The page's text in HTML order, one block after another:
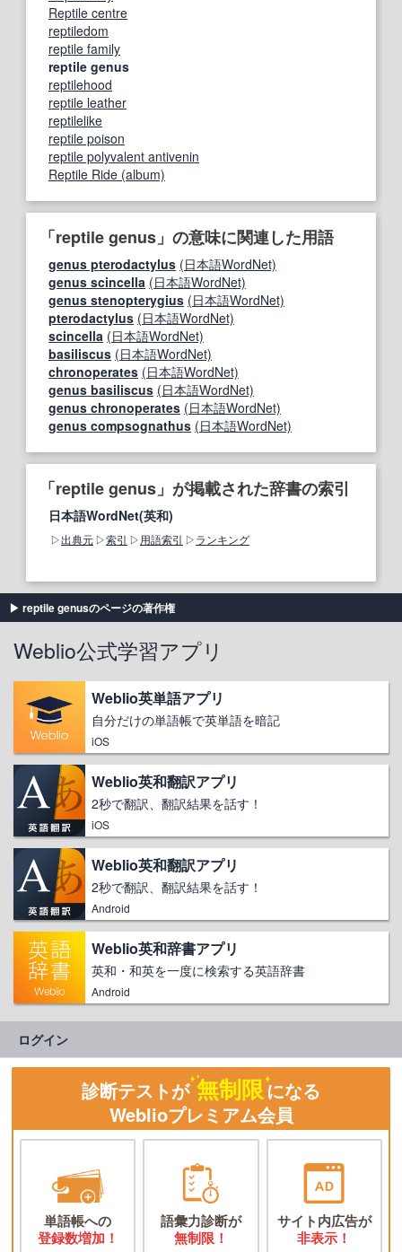
Reptile centre
reptiledom
reptile family
reptile genus
reptilehood
reptile leather
reptilelike
reptile poison
reptile polyvalent antivenin
Reptile Ride (album)
「reptile genus」の意味に関連した用語
genus pterodactylus (日本語WordNet)
genus scincella (日本語WordNet)
genus stenopterygius (日本語WordNet)
pterodactylus (日本語WordNet)
scincella (日本語WordNet)
basiliscus (日本語WordNet)
chronoperates (日本語WordNet)
genus basiliscus (日本語WordNet)
genus chronoperates (日本語WordNet)
genus compsognathus (日本語WordNet)
「reptile genus」が掲載された辞書の索引
日本語WordNet(英和)
出典元 索引 用語索引 ランキング
reptile genusのページの著作権
Weblio公式学習アプリ
Weblio英単語アプリ
自分だけの単語帳で英単語を暗記
iOS
Weblio英和翻訳アプリ
2秒で翻訳、翻訳結果を話す！
iOS
Weblio英和翻訳アプリ
2秒で翻訳、翻訳結果を話す！
Android
Weblio英和辞書アプリ
英和・和英を一度に検索する英語辞書
Android
ログイン
診断テストが 無制限になる
Weblioプレミアム会員
単語帳への
登録数増加！
語彙力診断が
無制限！
サイト内広告が
非表示！